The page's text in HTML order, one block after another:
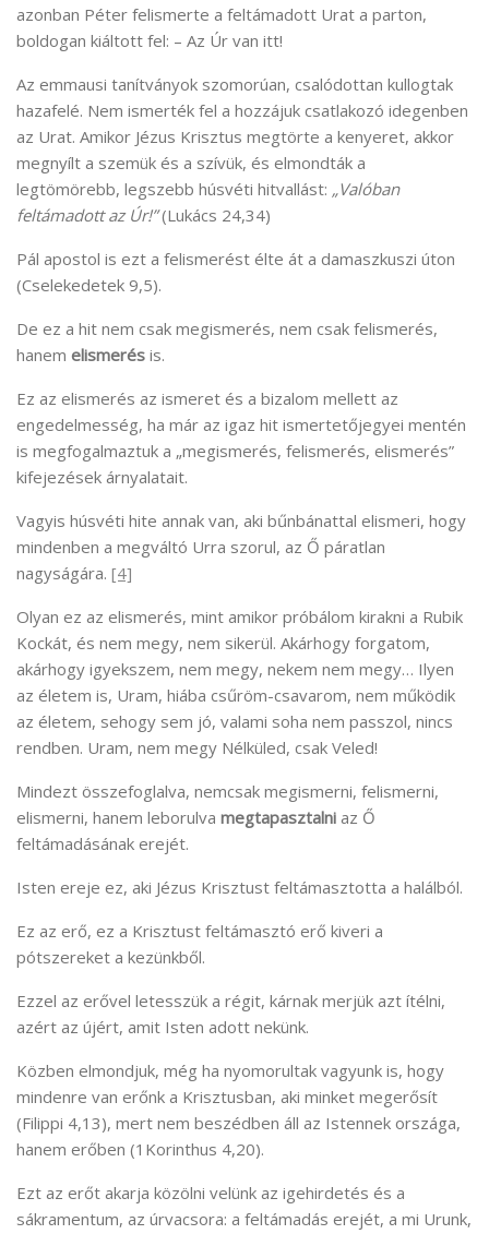
azonban Péter felismerte a feltámadott Urat a parton,
boldogan kiáltott fel: – Az Úr van itt!
Az emmausi tanítványok szomorúan, csalódottan kullogtak
hazafelé. Nem ismerték fel a hozzájuk csatlakozó idegenben
az Urat. Amikor Jézus Krisztus megtörte a kenyeret, akkor
megnyílt a szemük és a szívük, és elmondták a
legtömörebb, legszebb húsvéti hitvallást: „Valóban
feltámadott az Úr!”(Lukács 24,34)
Pál apostol is ezt a felismerést élte át a damaszkuszi úton
(Cselekedetek 9,5).
De ez a hit nem csak megismerés, nem csak felismerés,
hanem elismerés is.
Ez az elismerés az ismeret és a bizalom mellett az
engedelmesség, ha már az igaz hit ismertetőjegyei mentén
is megfogalmaztuk a „megismerés, felismerés, elismerés”
kifejezések árnyalatait.
Vagyis húsvéti hite annak van, aki bűnbánattal elismeri, hogy
mindenben a megváltó Urra szorul, az Ő páratlan
nagyságára. [4]
Olyan ez az elismerés, mint amikor próbálom kirakni a Rubik
Kockát, és nem megy, nem sikerül. Akárhogy forgatom,
akárhogy igyekszem, nem megy, nekem nem megy… Ilyen
az életem is, Uram, hiába csűröm-csavarom, nem működik
az életem, sehogy sem jó, valami soha nem passzol, nincs
rendben. Uram, nem megy Nélküled, csak Veled!
Mindezt összefoglalva, nemcsak megismerni, felismerni,
elismerni, hanem leborulva megtapasztalni az Ő
feltámadásának erejét.
Isten ereje ez, aki Jézus Krisztust feltámasztotta a halálból.
Ez az erő, ez a Krisztust feltámasztó erő kiveri a
pótszereket a kezünkből.
Ezzel az erővel letesszük a régit, kárnak merjük azt ítélni,
azért az újért, amit Isten adott nekünk.
Közben elmondjuk, még ha nyomorultak vagyunk is, hogy
mindenre van erőnk a Krisztusban, aki minket megerősít
(Filippi 4,13), mert nem beszédben áll az Istennek országa,
hanem erőben (1Korinthus 4,20).
Ezt az erőt akarja közölni velünk az igehirdetés és a
sákramentum, az úrvacsora: a feltámadás erejét, a mi Urunk,